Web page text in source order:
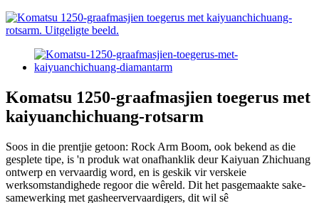
Komatsu 1250-graafmasjien toegerus met
kaiyuanchichuang-rotsarm
Soos in die prentjie getoon: Rock Arm Boom, ook bekend as die
gesplete tipe, is 'n produk wat onafhanklik deur Kaiyuan Zhichuang
ontwerp en vervaardig word, en is geskik vir verskeie
werksomstandighede regoor die wêreld. Dit het pasgemaakte sake-
samewerking met gasheervervaardigers, dit wil sê